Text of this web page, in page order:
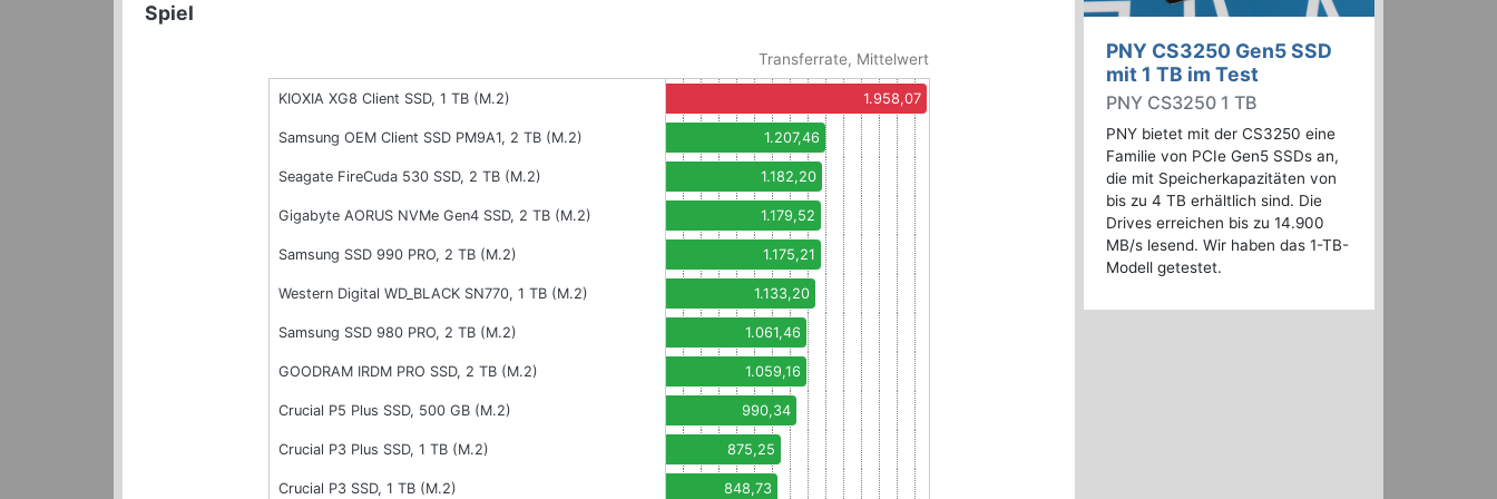
Spiel
Transferrate, Mittelwert
KIOXIA XG8 Client SSD, 1 TB (M.2) 1.958,07
Samsung OEM Client SSD PM9A1, 2 TB (M.2) 1.207,46
Seagate FireCuda 530 SSD, 2 TB (M.2) 1.182,20
Gigabyte AORUS NVMe Gen4 SSD, 2 TB (M.2) 1.179,52
Samsung SSD 990 PRO, 2 TB (M.2) 1.175,21
Western Digital WD_BLACK SN770, 1 TB (M.2) 1.133,20
Samsung SSD 980 PRO, 2 TB (M.2) 1.061,46
GOODRAM IRDM PRO SSD, 2 TB (M.2) 1.059,16
Crucial P5 Plus SSD, 500 GB (M.2) 990,34
Crucial P3 Plus SSD, 1 TB (M.2) 875,25
Crucial P3 SSD, 1 TB (M.2) 848,73
PNY CS3250 Gen5 SSD
mit 1 TB im Test
PNY CS3250 1 TB
PNY bietet mit der CS3250 eine
Familie von PCIe Gen5 SSDs an,
die mit Speicherkapazitäten von
bis zu 4 TB erhältlich sind. Die
Drives erreichen bis zu 14.900
MB/s lesend. Wir haben das 1-TB-
Modell getestet.